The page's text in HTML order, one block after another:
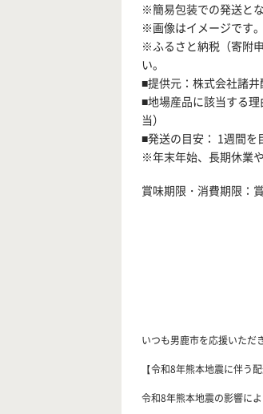
※簡易包装での発送とな
※画像はイメージです。
※ふるさと納税（寄附
い。
■提供元：株式会社諸井
■地場産品に該当する
当）
■発送の目安： 1週間を
※年末年始、長期休業
賞味期限・消費期限：
いつも男鹿市を応援いただ
【令和8年熊本地震に伴う
令和8年熊本地震の影響に